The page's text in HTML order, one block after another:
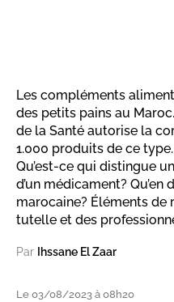
Les compléments
des petits pains au
de la Santé autorise la
1.000 produits de ce
Qu’est-ce qui distingue
d’un médicament?
marocaine? Éléments de
tutelle et des
Par Ihssane El Zaar
Le 03/08/2023 à 08h20